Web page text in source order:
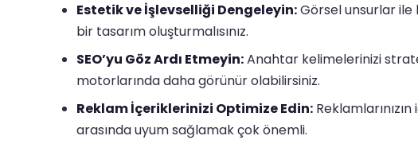
Estetik ve İşlevselliği Dengeleyin:Görsel unsurlar ile
bir tasarım oluşturmalısınız.
SEO’yu Göz Ardı Etmeyin:Anahtar kelimelerinizi
motorlarında daha görünür olabilirsiniz.
Reklam İçeriklerinizi Optimize Edin:
arasında uyum sağlamak çok önemli.